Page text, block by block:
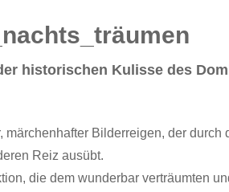
historischen Kulisse des
märchenhafter Bilderreigen, der
Reiz ausübt.
die dem wunderbar verträumten